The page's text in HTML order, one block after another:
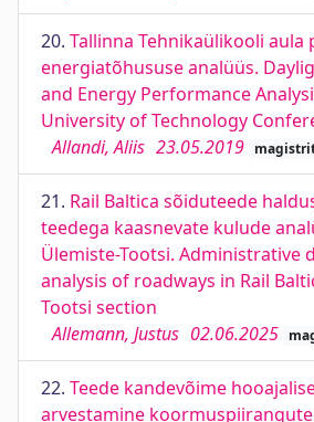
20. Tallinna Tehnikaülikooli aula
energiatõhususe analüüs.
and Energy Performance
University of Technology
Allandi, Aliis 23.05.2019
21. Rail Baltica sõiduteede
teedega kaasnevate kulude
Ülemiste-Tootsi. Administrative
analysis of roadways in Rail
Tootsi section
Allemann, Justus 02.06.2025
22. Teede kandevõime
arvestamine